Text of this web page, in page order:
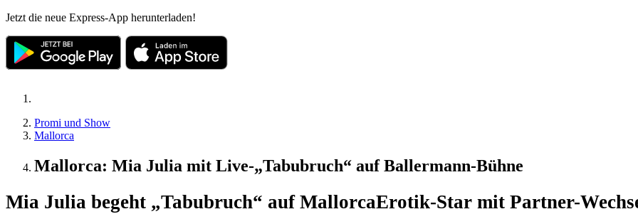
Jetzt die neue Express-App herunterladen!
Promi und Show
Mallorca
Mallorca: Mia Julia mit Live-„Tabubruch“ auf Ballermann-Bühne
Mia Julia begeht „Tabubruch“ auf MallorcaErotik-Star mit Partner-